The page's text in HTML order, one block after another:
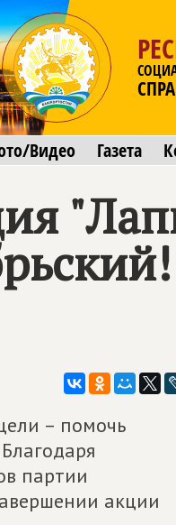
Видео Газета
– помочь
партии
акции